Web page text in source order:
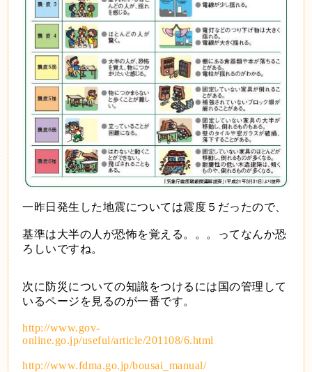
一昨日発生した地震については震度５だったので、
基準は大半の人が恐怖を覚える。。。ってなんか恐
ろしいですね。
次に防災についての知識をつけるには国の管理して
いるページを見るのが一番です。
http://www.gov-
online.go.jp/useful/article/201108/6.html
http://www.fdma.go.jp/bousai_manual/